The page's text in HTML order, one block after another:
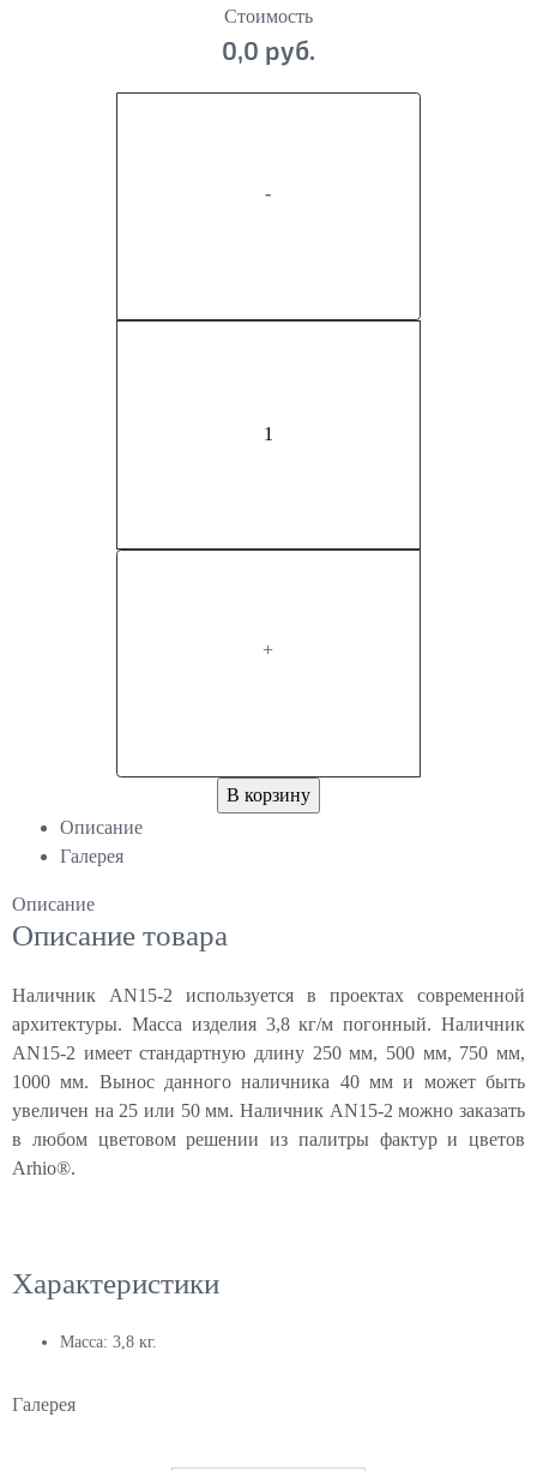
Стоимость
0,0 руб.
-
+
В корзину
Описание
Галерея
Описание
Описание товара
Наличник AN15-2 используется в проектах современной
архитектуры. Масса изделия 3,8 кг/м погонный. Наличник
AN15-2 имеет стандартную длину 250 мм, 500 мм, 750 мм,
1000 мм. Вынос данного наличника 40 мм и может быть
увеличен на 25 или 50 мм. Наличник AN15-2 можно заказать
в любом цветовом решении из палитры фактур и цветов
Arhio®.
Характеристики
Масса: 3,8 кг.
Галерея